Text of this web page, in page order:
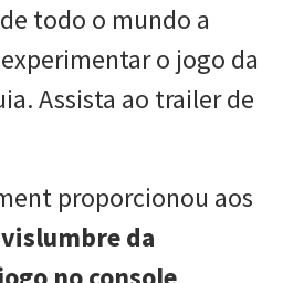
todo o mundo a
o jogo da
Assista ao trailer de
proporcionou aos
da